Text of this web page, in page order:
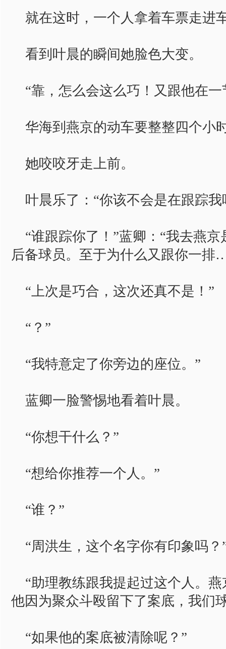
就在这时，一个人拿着车票走进
看到叶晨的瞬间她脸色大变。
“靠，怎么会这么巧！又跟他在一
华海到燕京的动车要整整四个小
她咬咬牙走上前。
叶晨乐了：“你该不会是在跟踪我
“谁跟踪你了！”蓝卿：“我去燕京
后备球员。至于为什么又跟你一
“上次是巧合，这次还真不是！”
“？”
“我特意定了你旁边的座位。”
蓝卿一脸警惕地看着叶晨。
“你想干什么？”
“想给你推荐一个人。”
“谁？”
“周洪生，这个名字你有印象吗？
“助理教练跟我提起过这个人。
他因为聚众斗殴留下了案底，我们
“如果他的案底被清除呢？”